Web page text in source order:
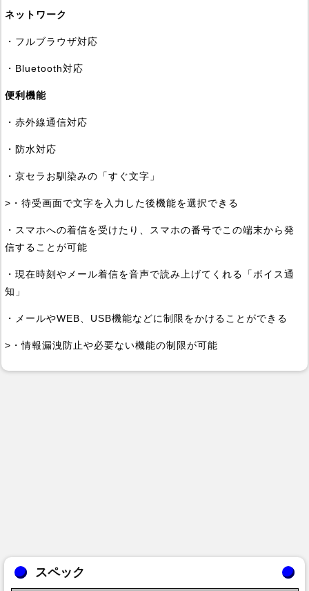
ネットワーク
・フルブラウザ対応
・Bluetooth対応
便利機能
・赤外線通信対応
・防水対応
・京セラお馴染みの「すぐ文字」
>・待受画面で文字を入力した後機能を選択できる
・スマホへの着信を受けたり、スマホの番号でこの端末から発
信することが可能
・現在時刻やメール着信を音声で読み上げてくれる「ボイス通
知」
・メールやWEB、USB機能などに制限をかけることができる
>・情報漏洩防止や必要ない機能の制限が可能
スペック